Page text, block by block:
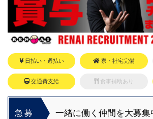
日払い・週払い 寮・社宅完備
交通費支給 食事補助あり
急募
一緒に働く仲間を大募集